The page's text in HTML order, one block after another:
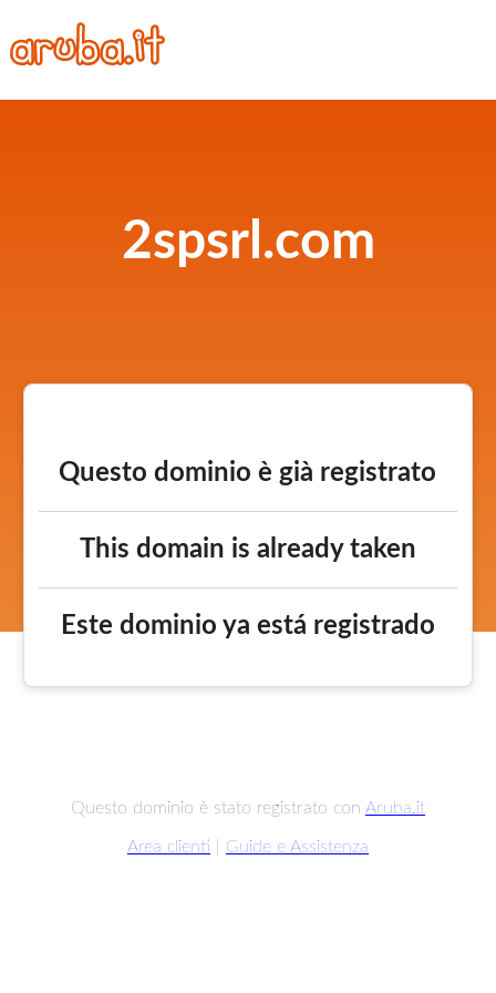
2spsrl.com
Questo dominio è già registrato
This domain is already taken
Este dominio ya está registrado
Questo dominio è stato registrato con Aruba.it
Area clienti Guide e Assistenza